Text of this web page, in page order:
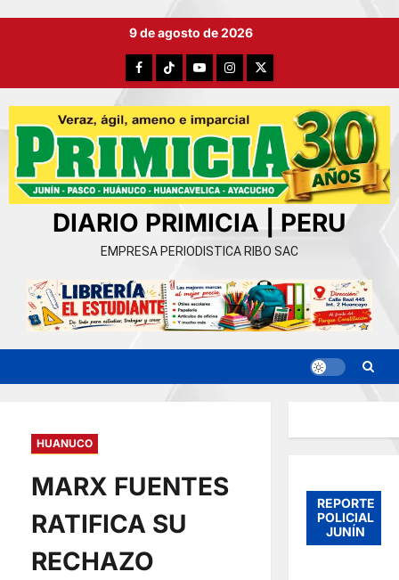
9 de agosto de 2026
FacebookTikTokYouTubeInstagram
X
DIARIO PRIMICIA | PERU
EMPRESA PERIODISTICA RIBO SAC
HUANUCO
MARX FUENTES
RATIFICA SU
RECHAZO
REPORTE
POLICIAL
JUNÍN